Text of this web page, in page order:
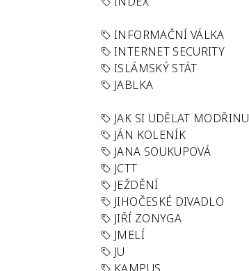
INFORMAČNÍ VÁLKA
INTERNET SECURITY
ISLÁMSKÝ STÁT
JABLKA
JAK SI UDĚLAT MODŘINU
JÁN KOLENÍK
JANA SOUKUPOVÁ
JCTT
JEŽDĚNÍ
JIHOČESKÉ DIVADLO
JIŘÍ ZONYGA
JMELÍ
JU